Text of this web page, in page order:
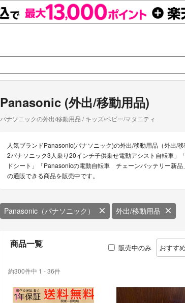
Panasonic (外出/移動用品)
パナソニックの外出/移動用品 / キッズ/ベビー/マタニティ
人気ブランドPanasonic(パナソニック)の外出/移動用品（外出/
2パナソニック3人乗り20インチ子供乗せ電動アシスト自転車」
ドシート」「Panasonicの電動自転車 チェーンバッテリー新
の通販できる商品を販売中です。
Panasonic（パナソニック） 外出/移動用品
商品一覧 販売中のみ おすす
約300件中 1 - 36件